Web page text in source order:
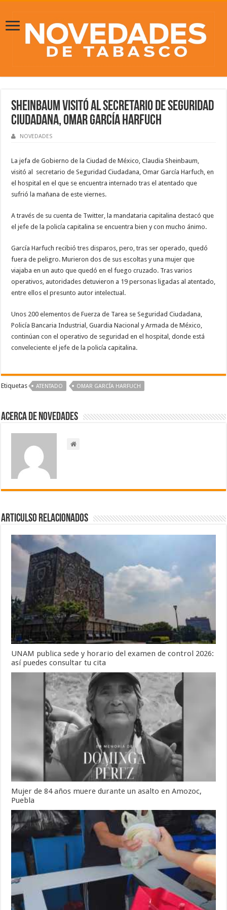
Sheinbaum visitó al secretario de Seguridad
Ciudadana, Omar García Harfuch
NOVEDADES
La jefa de Gobierno de la Ciudad de México, Claudia Sheinbaum,
visitó al secretario de Seguridad Ciudadana, Omar García Harfuch, en
el hospital en el que se encuentra internado tras el atentado que
sufrió la mañana de este viernes.
A través de su cuenta de Twitter, la mandataria capitalina destacó que
el jefe de la policía capitalina se encuentra bien y con mucho ánimo.
García Harfuch recibió tres disparos, pero, tras ser operado, quedó
fuera de peligro. Murieron dos de sus escoltas y una mujer que
viajaba en un auto que quedó en el fuego cruzado. Tras varios
operativos, autoridades detuvieron a 19 personas ligadas al atentado,
entre ellos el presunto autor intelectual.
Unos 200 elementos de Fuerza de Tarea se Seguridad Ciudadana,
Policía Bancaria Industrial, Guardia Nacional y Armada de México,
continúan con el operativo de seguridad en el hospital, donde está
conveleciente el jefe de la policía capitalina.
Etiquetas ATENTADO OMAR GARCÍA HARFUCH
Acerca de NOVEDADES
Articulso Relacionados
UNAM publica sede y horario del examen de control 2026:
así puedes consultar tu cita
Mujer de 84 años muere durante un asalto en Amozoc,
Puebla